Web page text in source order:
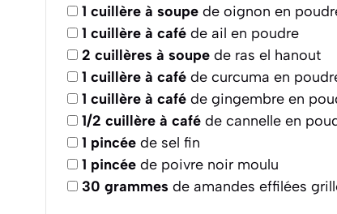
1 cuillère à soupe de oignon en
1 cuillère à café de ail en poudre
2 cuillères à soupe de ras el hanout
1 cuillère à café de curcuma en
1 cuillère à café de gingembre en
1/2 cuillère à café de cannelle en
1 pincée de sel fin
1 pincée de poivre noir moulu
30 grammes de amandes effilées